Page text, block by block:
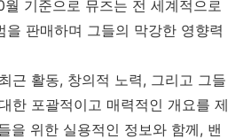
월 기준으로 뮤즈는 전 세계적으로
을 판매하며 그들의 막강한 영향력
근 활동, 창의적 노력, 그리고 그들
한 포괄적이고 매력적인 개요를 제
을 위한 실용적인 정보와 함께, 밴